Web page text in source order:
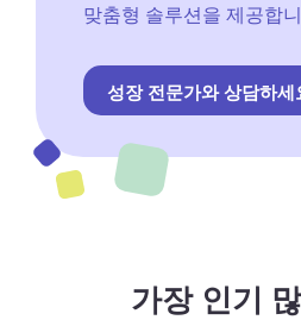
맞춤형 솔루션을 제공합
성장 전문가와 상담하세
가장 인기